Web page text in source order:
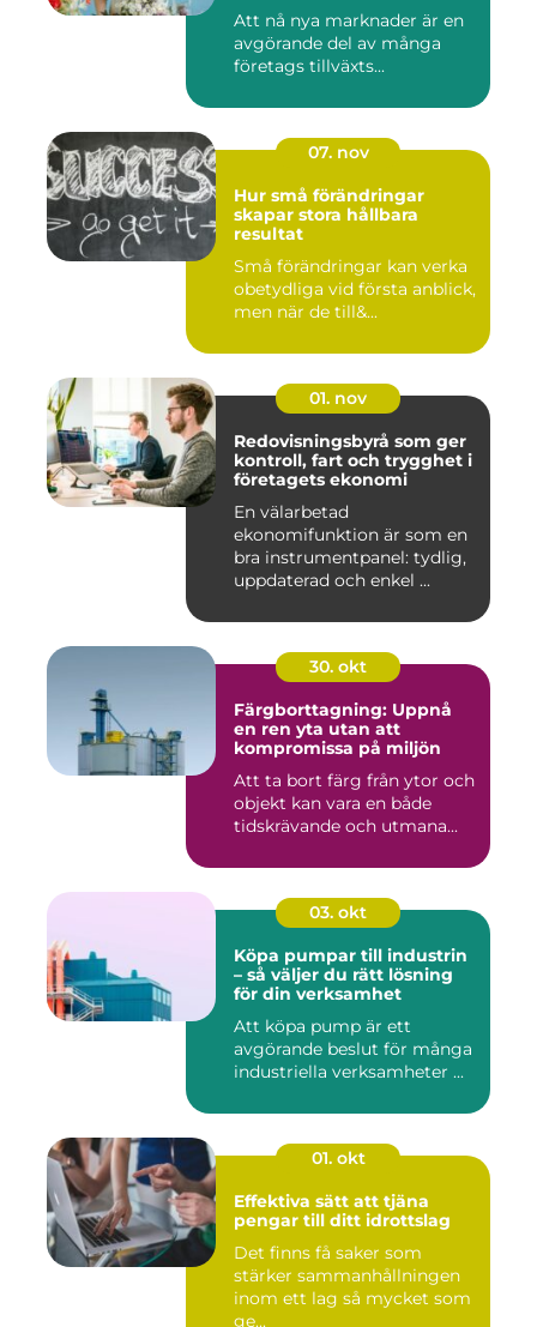
Att nå nya marknader är en
avgörande del av många
företags tillväxts...
07. nov
Hur små förändringar
skapar stora hållbara
resultat
Små förändringar kan verka
obetydliga vid första anblick,
men när de till&...
01. nov
Redovisningsbyrå som ger
kontroll, fart och trygghet i
företagets ekonomi
En välarbetad
ekonomifunktion är som en
bra instrumentpanel: tydlig,
uppdaterad och enkel ...
30. okt
Färgborttagning: Uppnå
en ren yta utan att
kompromissa på miljön
Att ta bort färg från ytor och
objekt kan vara en både
tidskrävande och utmana...
03. okt
Köpa pumpar till industrin
– så väljer du rätt lösning
för din verksamhet
Att köpa pump är ett
avgörande beslut för många
industriella verksamheter ...
01. okt
Effektiva sätt att tjäna
pengar till ditt idrottslag
Det finns få saker som
stärker sammanhållningen
inom ett lag så mycket som
ge...